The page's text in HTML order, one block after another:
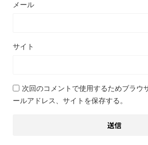
メール
サイト
次回のコメントで使用するためブラウ
ールアドレス、サイトを保存する。